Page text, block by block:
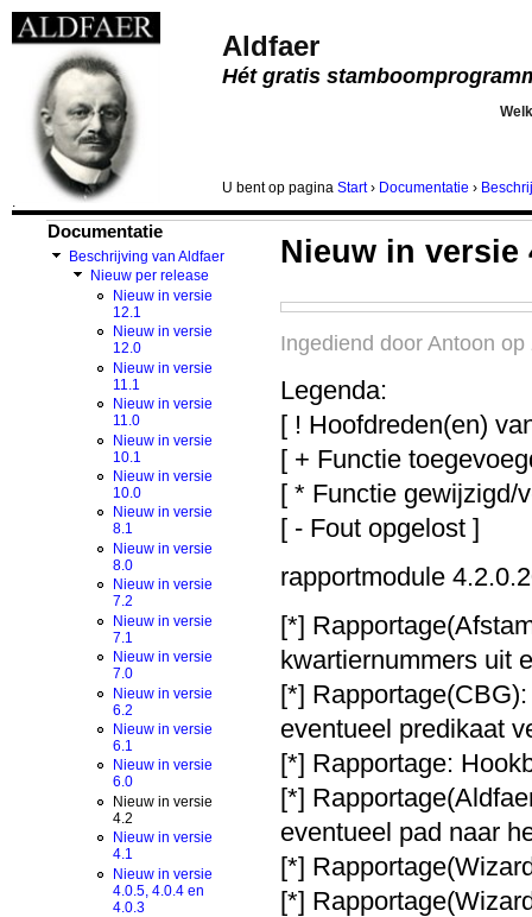
Aldfaer
Hét gratis
U bentop pagina Start› Documentatie ›
.
Documentatie
Beschrijving van Aldfaer
Nieuw per release
Nieuw in versie
12.1
Nieuw in versie
12.0
Nieuw in versie
11.1
Nieuw in versie
11.0
Nieuw in versie
10.1
Nieuw in versie
10.0
Nieuw in versie
8.1
Nieuw in versie
8.0
Nieuw in versie
7.2
Nieuw in versie
7.1
Nieuw in versie
7.0
Nieuw in versie
6.2
Nieuw in versie
6.1
Nieuw in versie
6.0
Nieuw in versie
4.2
Nieuw in versie
4.1
Nieuw in versie
4.0.5, 4.0.4 en
4.0.3
Nieuw in versie
Ingediend door Antoon
Legenda:
[ ! Hoofdreden(en)
[ + Functie
[ * Functie gewijzigd/
[ - Fout opgelost ]
rapportmodule
[*]
kwartiernummers uit
[*]
eventueel predikaat
[*] Rapportage:
[*]
eventueel pad naar
[*]
[*]